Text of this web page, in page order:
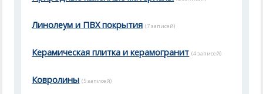
Линолеум и ПВХ покрытия (7 записей)
Керамическая плитка и керамогранит (4 записей)
Ковролины (5 записей)